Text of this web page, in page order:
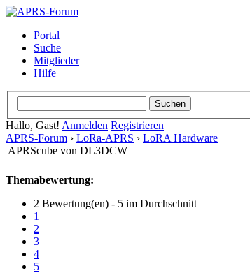
Portal
Suche
Mitglieder
Hilfe
Hallo, Gast! Anmelden Registrieren
APRS-Forum › LoRa-APRS › LoRA Hardware
APRScube von DL3DCW
Themabewertung:
2 Bewertung(en) - 5 im Durchschnitt
1
2
3
4
5